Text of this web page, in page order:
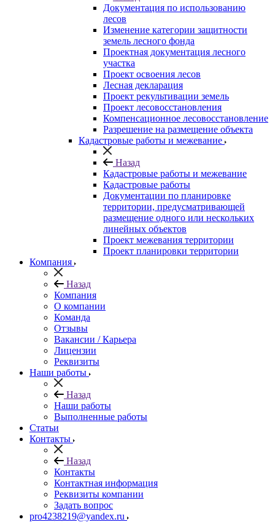
Документация по использованию
лесов
Изменение категории защитности
земель лесного фонда
Проектная документация лесного
участка
Проект освоения лесов
Лесная декларация
Проект рекультивации земель
Проект лесовосстановления
Компенсационное лесовосстановление
Разрешение на размещение объекта
Кадастровые работы и межевание
Назад
Кадастровые работы и межевание
Кадастровые работы
Документации по планировке
территории, предусматривающей
размещение одного или нескольких
линейных объектов
Проект межевания территории
Проект планировки территории
Компания
Назад
Компания
О компании
Команда
Отзывы
Вакансии / Карьера
Лицензии
Реквизиты
Наши работы
Назад
Наши работы
Выполненные работы
Статьи
Контакты
Назад
Контакты
Контактная информация
Реквизиты компании
Задать вопрос
pro4238219@yandex.ru